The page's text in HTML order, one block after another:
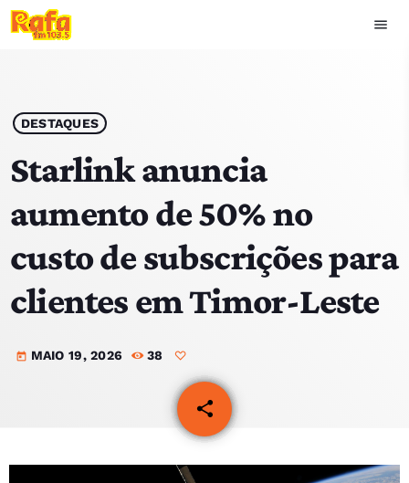
menu
play_arrow OUVIR RAFA
HOME
NOTÍCIAS
EQUIPA
TOP 15
DESTAQUES
Starlink anuncia
aumento de 50% no
custo de subscrições para
clientes em Timor-Leste
today MAIO 19, 2026 38
share
email